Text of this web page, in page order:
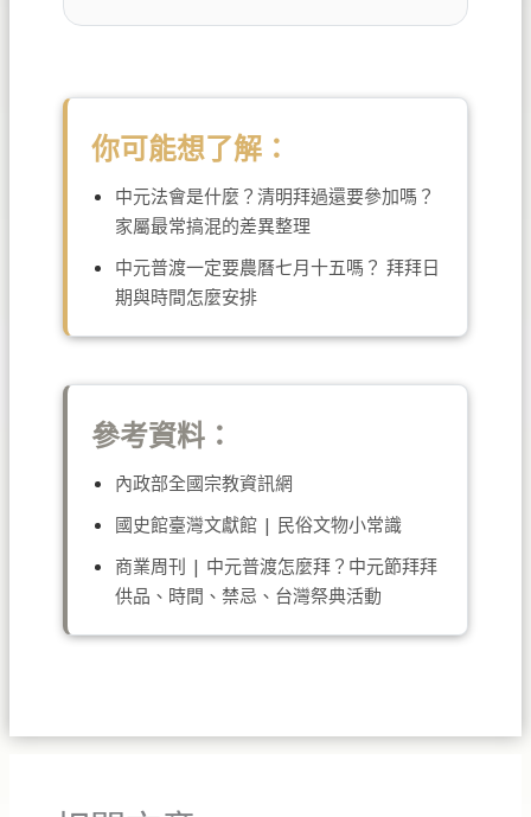
你可能想了解：
中元法會是什麼？清明拜過還要參加嗎？
家屬最常搞混的差異整理
中元普渡一定要農曆七月十五嗎？ 拜拜日
期與時間怎麼安排
參考資料：
內政部全國宗教資訊網
國史館臺灣文獻館 | 民俗文物小常識
商業周刊 | 中元普渡怎麼拜？中元節拜拜
供品、時間、禁忌、台灣祭典活動